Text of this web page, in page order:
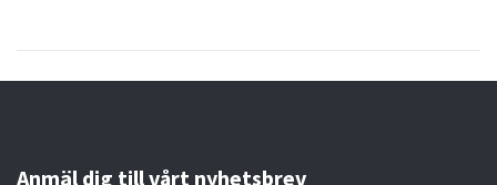
Anmäl dig till vårt nyhetsbrev